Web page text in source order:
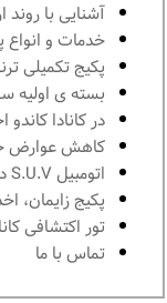
آشنايى با روند
خدمات و انواع
پكيج تكميلى
بسته ی اولیه
در كانادا کاندو
کاهش عوارض
اتومبیل S.U.V دست دوم در كانادا چه قيمتى دارد ؟
پكيج زايمان،
تور اكتشافى
تماس با ما